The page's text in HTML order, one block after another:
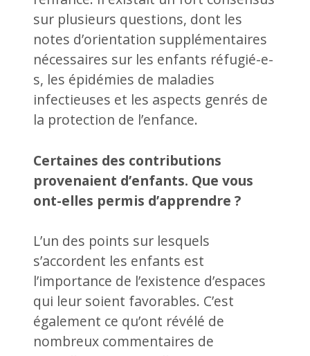
sur plusieurs questions, dont les
notes d’orientation supplémentaires
nécessaires sur les enfants réfugié-e-
s, les épidémies de maladies
infectieuses et les aspects genrés de
la protection de l’enfance.
Certaines des contributions
provenaient d’enfants. Que vous
ont-elles permis d’apprendre ?
L’un des points sur lesquels
s’accordent les enfants est
l’importance de l’existence d’espaces
qui leur soient favorables. C’est
également ce qu’ont révélé de
nombreux commentaires de